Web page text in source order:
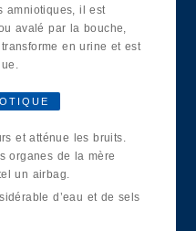
amniotiques, il est
avalé par la bouche,
en urine et est
et atténue les bruits.
organes de la mère
un airbag.
d’eau et de sels